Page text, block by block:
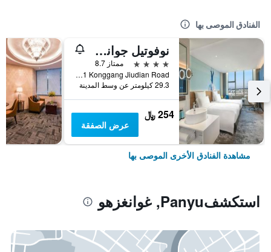
الفنادق الموصى بها
نوفوتيل جوانجشو بايون أيربورت
4 نجوم
ممتاز 8.7
No 1 Konggang Jiudian Road, غوانغزهو, الصين
29.3 كيلومتر عن وسط المدينة
254 ﷼
عرض الصفقة
مشاهدة الفنادق الأخرى الموصى بها
استكشفPanyu, غوانغزهو